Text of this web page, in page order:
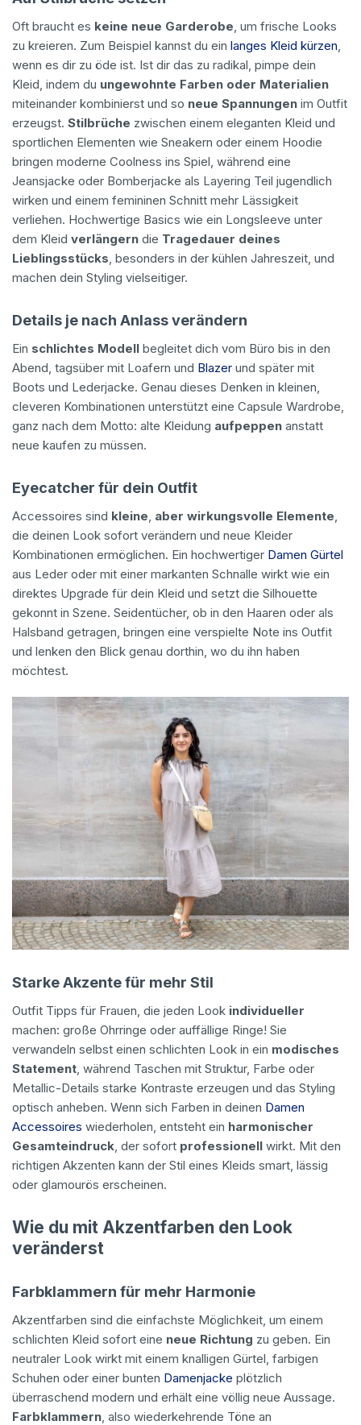
Oft braucht es keine neue Garderobe, um frische Looks
zu kreieren. Zum Beispiel kannst du ein langes Kleid kürzen,
wenn es dir zu öde ist. Ist dir das zu radikal, pimpe dein
Kleid, indem du ungewohnte Farben oder Materialien
miteinander kombinierst und so neue Spannungen im Outfit
erzeugst. Stilbrüche zwischen einem eleganten Kleid und
sportlichen Elementen wie Sneakern oder einem Hoodie
bringen moderne Coolness ins Spiel, während eine
Jeansjacke oder Bomberjacke als Layering Teil jugendlich
wirken und einem femininen Schnitt mehr Lässigkeit
verliehen. Hochwertige Basics wie ein Longsleeve unter
dem Kleid verlängern die Tragedauer deines
Lieblingsstücks, besonders in der kühlen Jahreszeit, und
machen dein Styling vielseitiger.
Details je nach Anlass verändern
Ein schlichtes Modell begleitet dich vom Büro bis in den
Abend, tagsüber mit Loafern und Blazer und später mit
Boots und Lederjacke. Genau dieses Denken in kleinen,
cleveren Kombinationen unterstützt eine Capsule Wardrobe,
ganz nach dem Motto: alte Kleidung aufpeppen anstatt
neue kaufen zu müssen.
Eyecatcher für dein Outfit
Accessoires sind kleine, aber wirkungsvolle Elemente,
die deinen Look sofort verändern und neue Kleider
Kombinationen ermöglichen. Ein hochwertiger Damen Gürtel
aus Leder oder mit einer markanten Schnalle wirkt wie ein
direktes Upgrade für dein Kleid und setzt die Silhouette
gekonnt in Szene. Seidentücher, ob in den Haaren oder als
Halsband getragen, bringen eine verspielte Note ins Outfit
und lenken den Blick genau dorthin, wo du ihn haben
möchtest.
Starke Akzente für mehr Stil
Outfit Tipps für Frauen, die jeden Look individueller
machen: große Ohrringe oder auffällige Ringe! Sie
verwandeln selbst einen schlichten Look in ein modisches
Statement, während Taschen mit Struktur, Farbe oder
Metallic-Details starke Kontraste erzeugen und das Styling
optisch anheben. Wenn sich Farben in deinen Damen
Accessoires wiederholen, entsteht ein harmonischer
Gesamteindruck, der sofort professionell wirkt. Mit den
richtigen Akzenten kann der Stil eines Kleids smart, lässig
oder glamourös erscheinen.
Wie du mit Akzentfarben den Look
veränderst
Farbklammern für mehr Harmonie
Akzentfarben sind die einfachste Möglichkeit, um einem
schlichten Kleid sofort eine neue Richtung zu geben. Ein
neutraler Look wirkt mit einem knalligen Gürtel, farbigen
Schuhen oder einer bunten Damenjacke plötzlich
überraschend modern und erhält eine völlig neue Aussage.
Farbklammern, also wiederkehrende Töne an